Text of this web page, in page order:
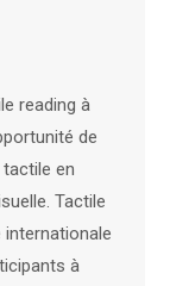
reading à
de
en
Tactile
à